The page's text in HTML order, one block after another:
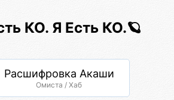
КО. Я Есть КО.🪐
Расшифровка Акаши
Омиста / Хаб